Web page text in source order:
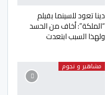
دينا تعود للسينما بفيلم
“الملكة”: أخاف من الحسد
ولهذا السبب ابتعدت
مشاهير و نجوم